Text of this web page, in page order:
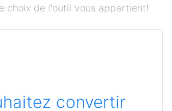
choix de l'outil vous appartient!
convertir